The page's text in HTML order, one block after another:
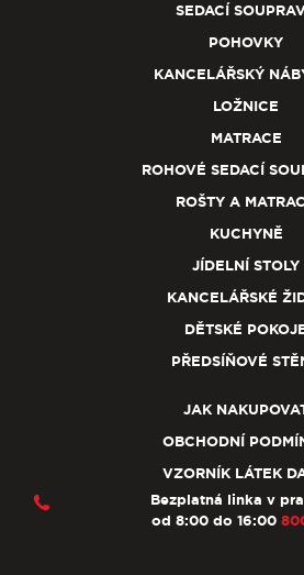
SEDACÍ
POHOVKY
KANCELÁŘSKÝ
LOŽNICE
MATRACE
ROHOVÉ SEDACÍ
ROŠTY A
KUCHYNĚ
JÍDELNÍ STOLY
KANCELÁŘSKÉ
DĚTSKÉ
PŘEDSÍŇOVÉ
JAK
OBCHODNÍ
VZORNÍK LÁTEK
Bezplatná linka v
od 8:00 do 16:00